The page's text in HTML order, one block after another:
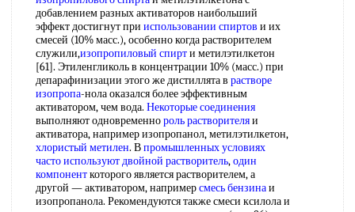
добавлением разных активаторов наибольший
эффект достигнут при использовании спиртов и их
смесей (10% масс.), особенно когда растворителем
служили,изопропиловый спирти метилэтилкетон
[61]. Этиленгликоль в концентрации 10% (масс.) при
депарафинизации этого же дистиллята в растворе
изопропа-нола оказался более эффективным
активатором, чем вода. Некоторые соединения
выполняют одновременнороль растворителяи
активатора, например изопропанол, метилэтилкетон,
хлористый метилен. Впромышленных условиях
часто используютдвойной растворитель,один
компоненткоторого является растворителем, а
другой — активатором, напримерсмесь бензинаи
изопропанола. Рекомендуются также смеси ксилола и